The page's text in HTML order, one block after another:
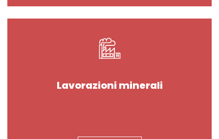
Lavorazioni minerali